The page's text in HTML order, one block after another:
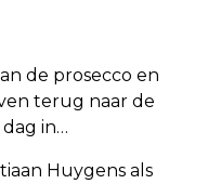
de prosecco en
terug naar de
in…
Huygens als